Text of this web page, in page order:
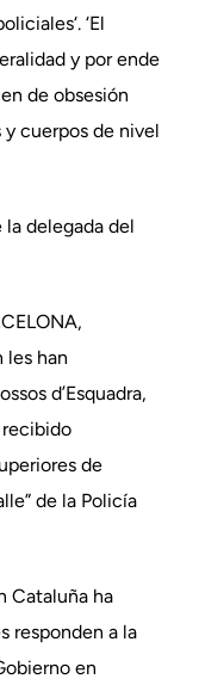
‘El
y por ende
de obsesión
cuerpos de nivel
delegada del
les han
d’Esquadra,
recibido
de
de la Policía
Cataluña ha
responden a la
en